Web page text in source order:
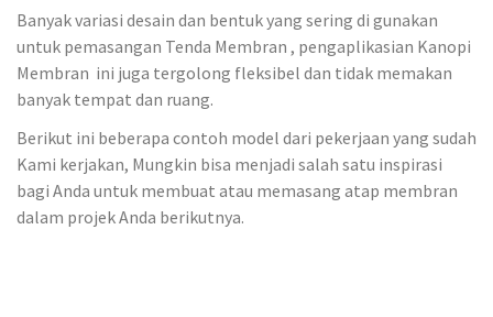
Banyak variasi desain dan bentuk yang sering di gunakan
untuk pemasangan Tenda Membran , pengaplikasian Kanopi
Membran ini juga tergolong fleksibel dan tidak memakan
banyak tempat dan ruang.
Berikut ini beberapa contoh model dari pekerjaan yang sudah
Kami kerjakan, Mungkin bisa menjadi salah satu inspirasi
bagi Anda untuk membuat atau memasang atap membran
dalam projek Anda berikutnya.